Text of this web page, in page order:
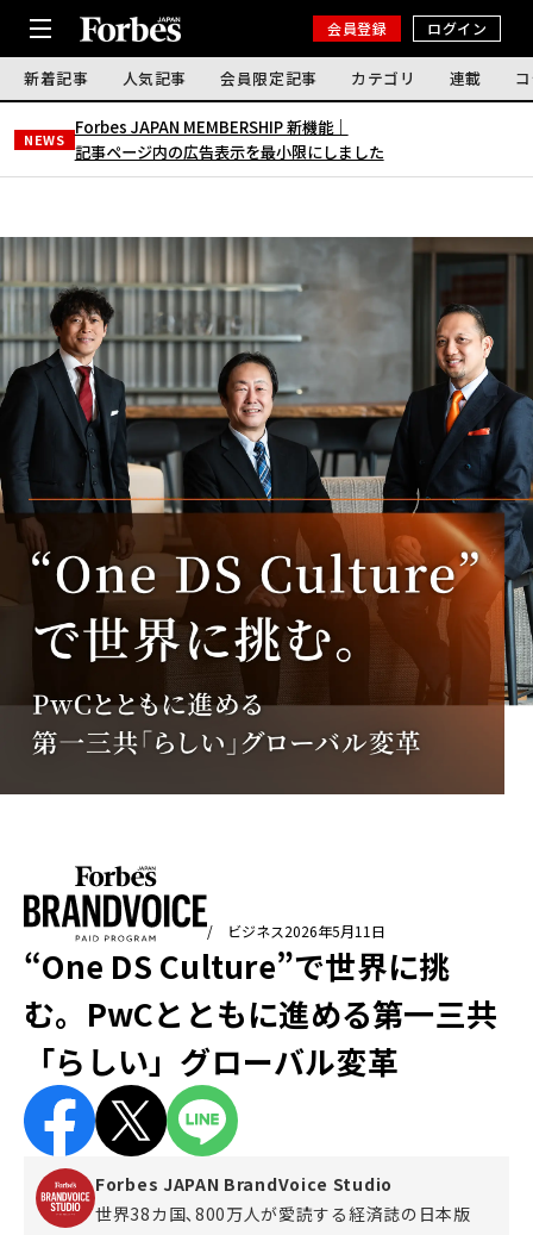
会員登録 ログイン
新着記事 人気記事 会員限定記事 カテゴリ 連載
NEWS
Forbes JAPAN MEMBERSHIP 新機能｜
記事ページ内の広告表示を最小限にしました
/ ビジネス2026年5月11日
“One DS Culture”で世界に挑
む。PwCとともに進める第一三共
「らしい」グローバル変革
Forbes JAPAN BrandVoice Studio
世界38カ国､800万人が愛読する 経済誌の日本版